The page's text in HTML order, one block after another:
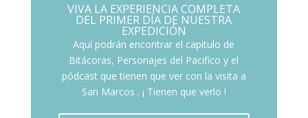
VIVA LA EXPERIENCIA COMPLETA
DEL PRIMER DÍA DE NUESTRA
EXPEDICIÓN
Aquí podrán encontrar el capitulo de
Bitácoras, Personajes del Pacifico y el
pódcast que tienen que ver con la visita a
San Marcos . ¡ Tienen que verlo !